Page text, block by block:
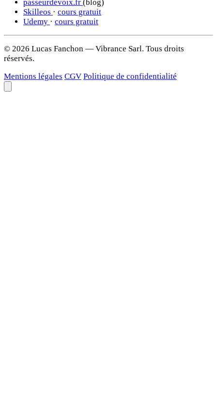
passeurdevoix.fr (blog)
Skilleos · cours gratuit
Udemy · cours gratuit
© 2026 Lucas Fanchon — Vibrance Sarl. Tous droits
réservés.
Mentions légales CGV Politique de confidentialité